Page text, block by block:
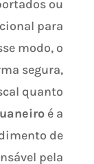
ou
para
modo, o
segura,
quanto
é a
de
pela